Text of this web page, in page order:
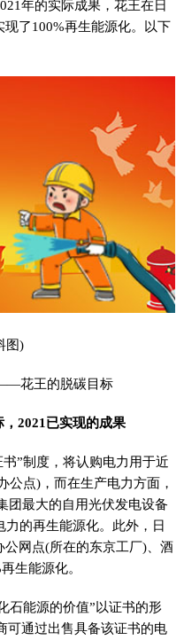
年的实际成果，花王在日
了100%再生能源化。以下
图)
花王的脱碳目标
2021已实现的成果
”制度，将认购电力用于近
公点)，而在生产电力方面，
团最大的自用光伏发电设备
的再生能源化。此外，日
网点(所在的东京工厂)、酒
生能源化。
石能源的价值”以证书的形
可通过出售具备该证书的电